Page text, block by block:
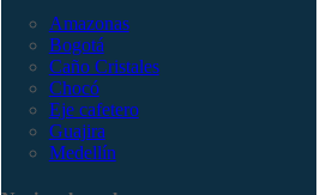
Amazonas
Bogotá
Caño Cristales
Chocó
Eje cafetero
Guajira
Medellín